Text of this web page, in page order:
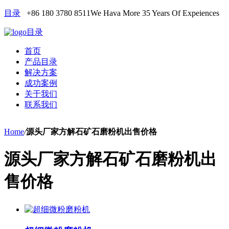
目录 +86 180 3780 8511We Hava More 35 Years Of Expeiences
目录
首页
产品目录
解决方案
成功案例
关于我们
联系我们
Home/源头厂家方解石矿石磨粉机出售价格
源头厂家方解石矿石磨粉机出
售价格